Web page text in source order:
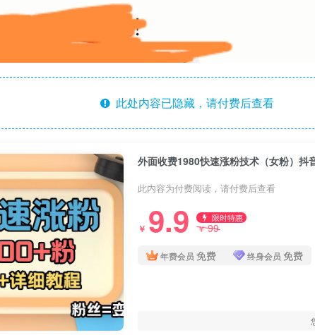
此处内容已隐藏，请付费后查看
外面收费1980快速涨粉技术（女粉）抖
此内容为付费阅读，请付费后查看
￥ 9.9 限时特惠
￥99
年费会员 免费 终身会员 免费